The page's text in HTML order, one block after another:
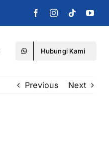
Hubungi Kami
Previous Next